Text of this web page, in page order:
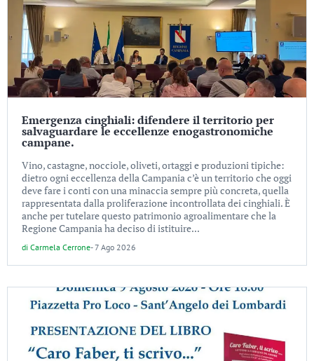
Emergenza cinghiali: difendere il territorio per
salvaguardare le eccellenze enogastronomiche
campane.
Vino, castagne, nocciole, oliveti, ortaggi e produzioni tipiche:
dietro ogni eccellenza della Campania c’è un territorio che oggi
deve fare i conti con una minaccia sempre più concreta, quella
rappresentata dalla proliferazione incontrollata dei cinghiali. È
anche per tutelare questo patrimonio agroalimentare che la
Regione Campania ha deciso di istituire...
di Carmela Cerrone-7 Ago 2026